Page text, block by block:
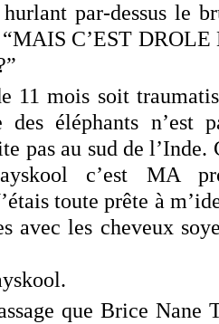
par-dessus le
C’EST
11 mois soit
des éléphants n’est
pas au sud de l’Inde.
c’est MA
toute prête à
avec les cheveux
que Brice Nane